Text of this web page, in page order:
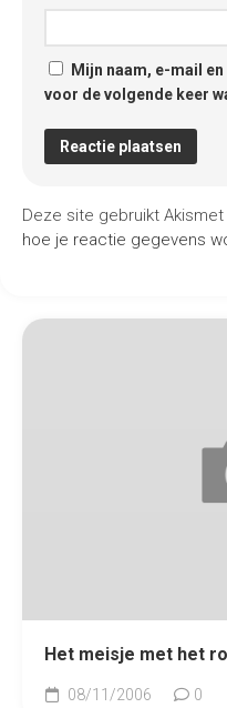
Mijn naam, e-mail
voor de volgende keer
Deze site gebruikt
hoe je reactie gegevens
Het meisje met het
08/11/2006 0